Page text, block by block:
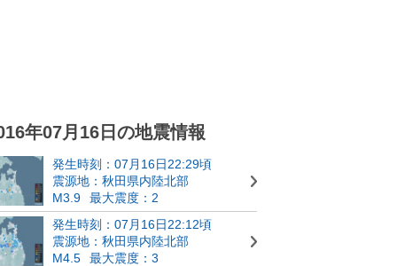
年07月16日の地震情報
発生時刻：07月16日22:29頃
震源地：秋田県内陸北部
M3.9
最大震度：2
発生時刻：07月16日22:12頃
震源地：秋田県内陸北部
M4.5
最大震度：3